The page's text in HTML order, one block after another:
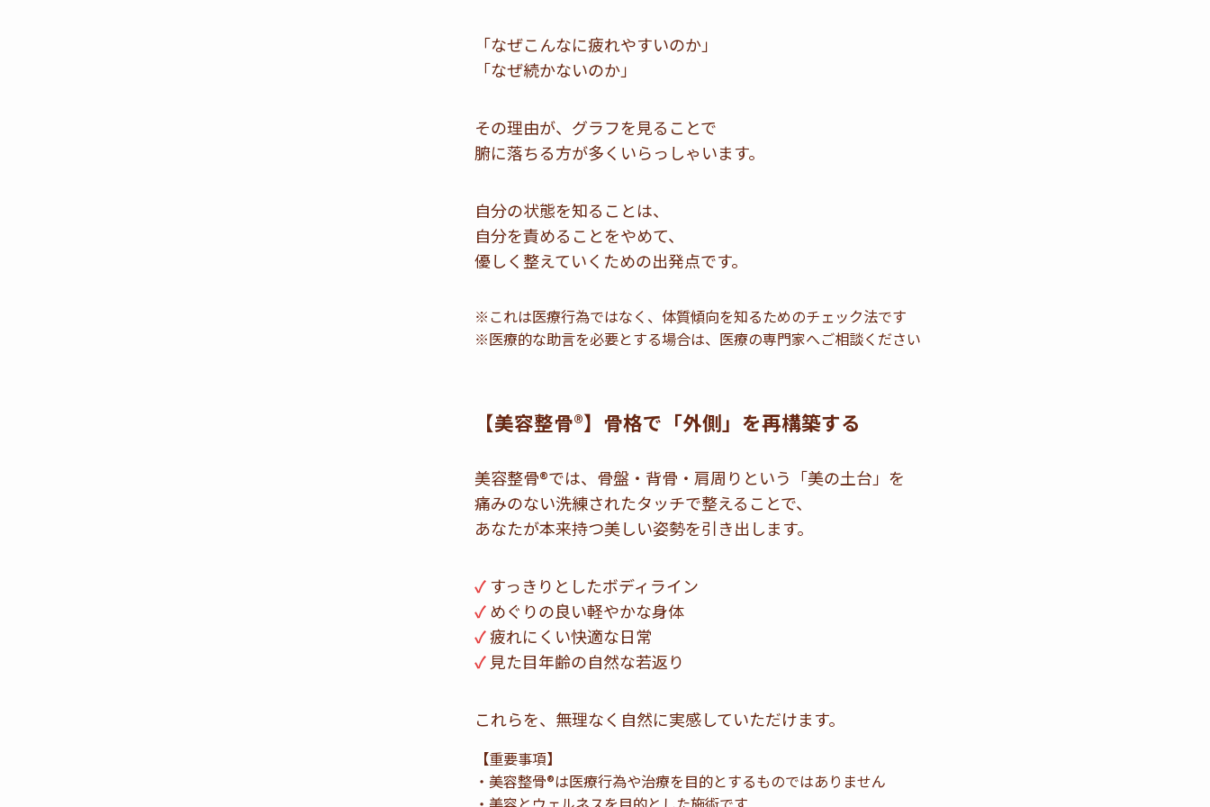
「なぜこんなに疲れやすいのか」
「なぜ続かないのか」
その理由が、グラフを見ることで
腑に落ちる方が多くいらっしゃいます。
自分の状態を知ることは、
自分を責めることをやめて、
優しく整えていくための出発点です。
※これは医療行為ではなく、体質傾向を知るためのチェック法です
※医療的な助言を必要とする場合は、医療の専門家へご相談ください
【美容整骨®】骨格で「外側」を再構築する
美容整骨®では、骨盤・背骨・肩周りという「美の土台」を
痛みのない洗練されたタッチで整えることで、
あなたが本来持つ美しい姿勢を引き出します。
✓ すっきりとしたボディライン
✓めぐりの良い軽やかな身体
✓疲れにくい快適な日常
✓ 見た目年齢の自然な若返り
これらを、無理なく自然に実感していただけます。
【重要事項】
・美容整骨®は医療行為や治療を目的とするものではありません